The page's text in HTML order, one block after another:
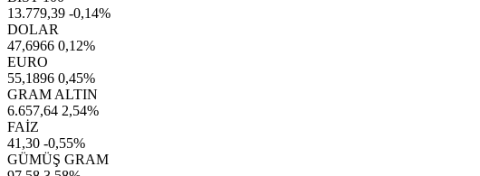
13.779,39 -0,14%
DOLAR
47,6966 0,12%
EURO
55,1896 0,45%
GRAM ALTIN
6.657,64 2,54%
FAİZ
41,30 -0,55%
GÜMÜŞ GRAM